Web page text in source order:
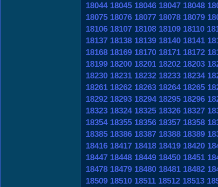
18044 18045 18046 18047 18048
18075 18076 18077 18078 18079
18106 18107 18108 18109 18110
18137 18138 18139 18140 18141
18168 18169 18170 18171 18172
18199 18200 18201 18202 18203
18230 18231 18232 18233 18234
18261 18262 18263 18264 18265
18292 18293 18294 18295 18296
18323 18324 18325 18326 18327
18354 18355 18356 18357 18358
18385 18386 18387 18388 18389
18416 18417 18418 18419 18420
18447 18448 18449 18450 18451
18478 18479 18480 18481 18482
18509 18510 18511 18512 18513